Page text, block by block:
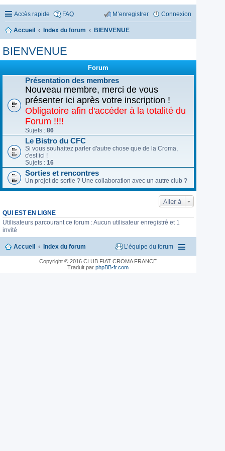
Accès rapide FAQ Connexion
M’enregistrer
Accueil Index du forum BIENVENUE
BIENVENUE
Forum
Présentation des membres
Nouveau membre, merci de vous
présenter ici après votre inscription !
Obligatoire afin d'accéder à la totalité du
Forum !!!!
Sujets : 86
Le Bistro du CFC
Si vous souhaitez parler d'autre chose que de la Croma,
c'est ici !
Sujets : 16
Sorties et rencontres
Un projet de sortie ? Une collaboration avec un autre club ?
Aller à
QUI EST EN LIGNE
Utilisateurs parcourant ce forum : Aucun utilisateur enregistré et 1
invité
Accueil Index du forum L’équipe du forum
Copyright © 2016 CLUB FIAT CROMA FRANCE
Traduit parphpBB-fr.com